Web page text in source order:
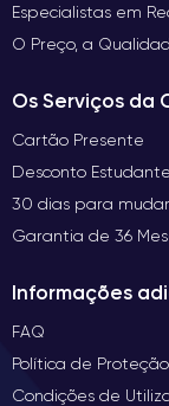
Especialistas em
O Preço, a
Os Serviços da
Cartão Presente
Desconto
30 dias para
Garantia de 36
Informações
FAQ
Política de
Condições de